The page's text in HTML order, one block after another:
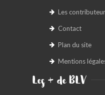
Les
Contact
Plan du site
Mentions
Les + de BLV